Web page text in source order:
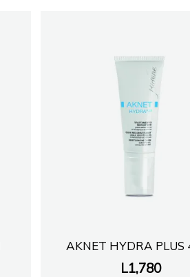
AKNET HYDRA PLUS
L1,780